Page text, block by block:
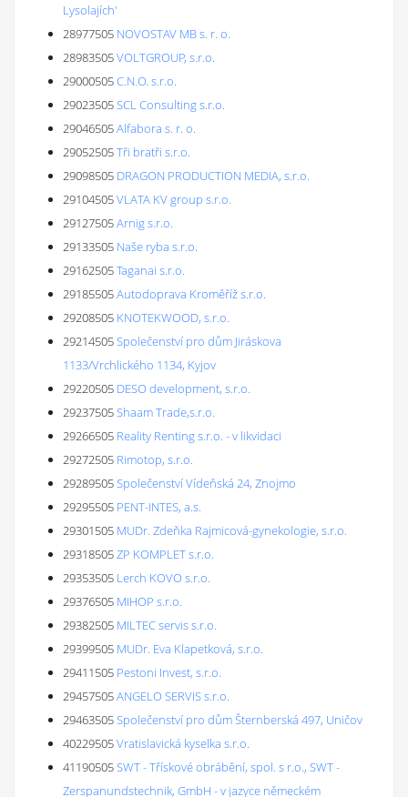
Lysolajích'
28977505 NOVOSTAV MB s. r. o.
28983505VOLTGROUP, s.r.o.
29000505C.N.O. s.r.o.
29023505SCL Consulting s.r.o.
29046505Alfabora s. r. o.
29052505Tři bratři s.r.o.
29098505 DRAGON PRODUCTION MEDIA, s.r.o.
29104505VLATA KV group s.r.o.
29127505Arnig s.r.o.
29133505 Naše ryba s.r.o.
29162505Taganai s.r.o.
29185505Autodoprava Kroměříž s.r.o.
29208505 KNOTEKWOOD, s.r.o.
29214505Společenství pro dům Jiráskova
1133/Vrchlického 1134, Kyjov
29220505 DESO development, s.r.o.
29237505Shaam Trade,s.r.o.
29266505 Reality Renting s.r.o. - v likvidaci
29272505 Rimotop, s.r.o.
29289505Společenství Vídeňská 24, Znojmo
29295505 PENT-INTES, a.s.
29301505 MUDr. Zdeňka Rajmicová-gynekologie, s.r.o.
29318505ZP KOMPLET s.r.o.
29353505 Lerch KOVO s.r.o.
29376505 MIHOP s.r.o.
29382505 MILTEC servis s.r.o.
29399505 MUDr. Eva Klapetková, s.r.o.
29411505 Pestoni Invest, s.r.o.
29457505ANGELO SERVIS s.r.o.
29463505Společenství pro dům Šternberská 497, Uničov
40229505Vratislavická kyselka s.r.o.
41190505SWT - Třískové obrábění, spol. s r.o., SWT -
Zerspanundstechnik, GmbH - v jazyce německém